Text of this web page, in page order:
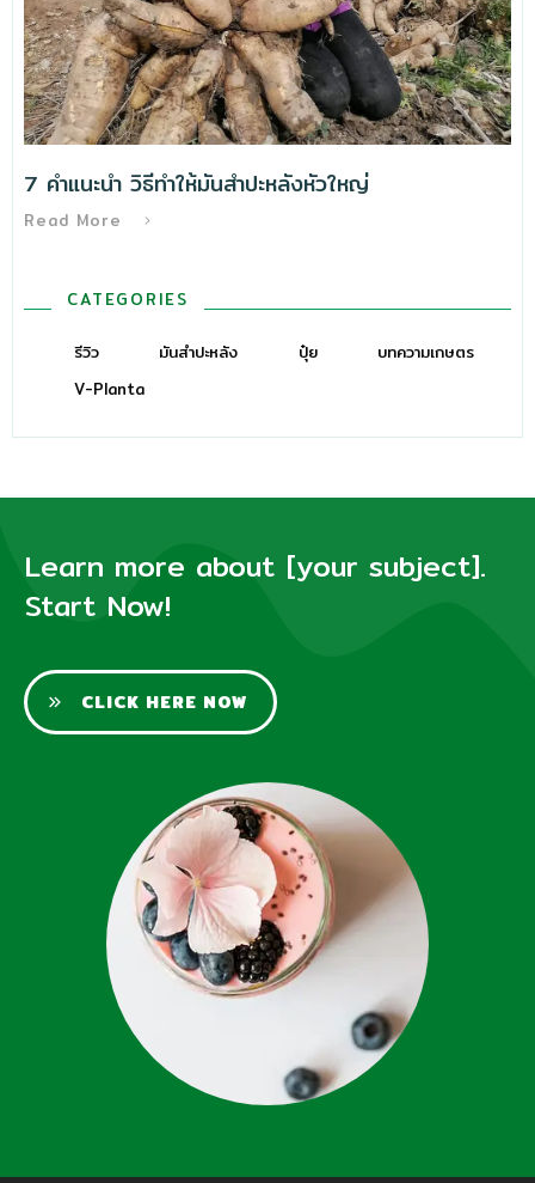
7 คำแนะนำ วิธีทําให้มันสำปะหลังหัวใหญ่
Read More
CATEGORIES
รีวิว มันสำปะหลัง ปุ๋ย
บทความเกษตร
V-Planta
Learn more about [your subject].
Start Now!
CLICK HERE NOW